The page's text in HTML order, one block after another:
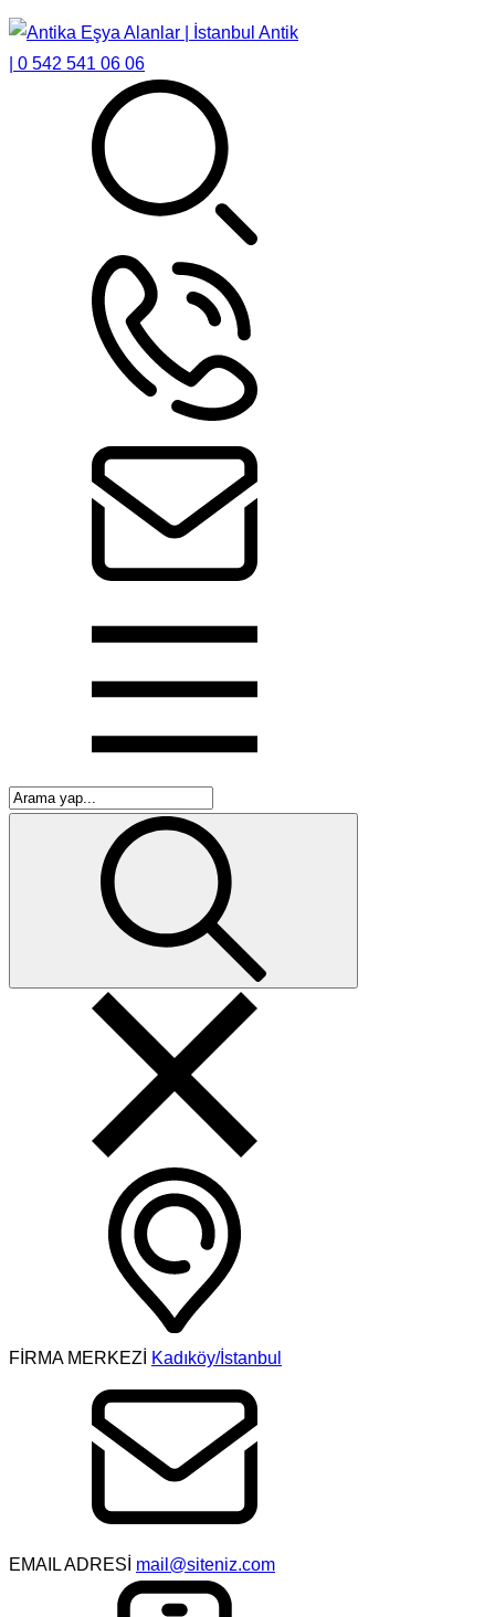
FİRMA MERKEZİ Kadıköy/İstanbul
EMAIL ADRESİ mail@siteniz.com